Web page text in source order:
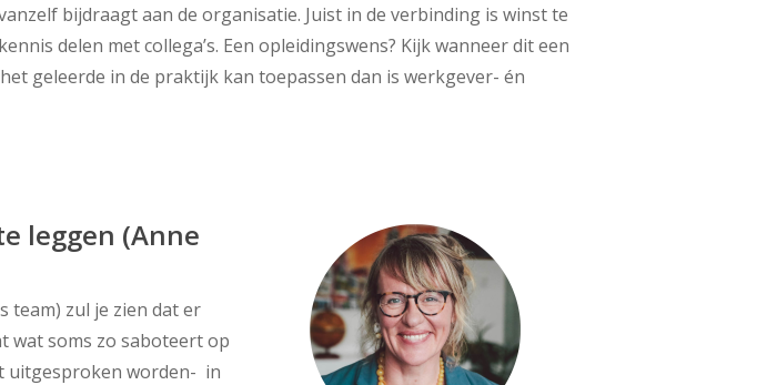
bijdraagt aan de organisatie. Juist in de verbinding is winst te
delen met collega’s. Een opleidingswens? Kijk wanneer dit een
geleerde in de praktijk kan toepassen dan is werkgever- én
leggen (Anne
team) zul je zien dat er
wat soms zo saboteert op
uitgesproken worden- in